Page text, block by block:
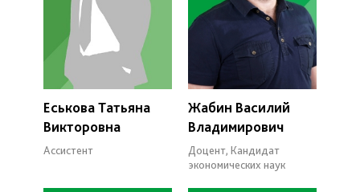
Еськова Татьяна
Викторовна
Ассистент
Жабин Василий
Владимирович
Доцент, Кандидат
экономических наук